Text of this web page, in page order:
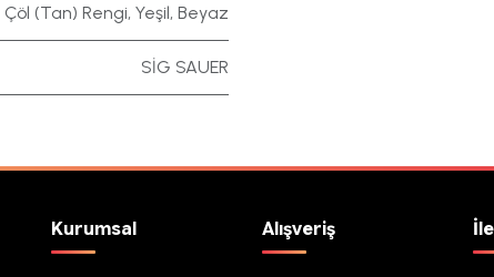
Çöl (Tan) Rengi, Yeşil, Beyaz
SİG SAUER
Kurumsal Alışveriş